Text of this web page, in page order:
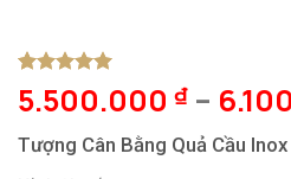
5trên 5
dựa trên
1
5.500.000 ₫ –
Tượng Cân Bằng Quả Cầu